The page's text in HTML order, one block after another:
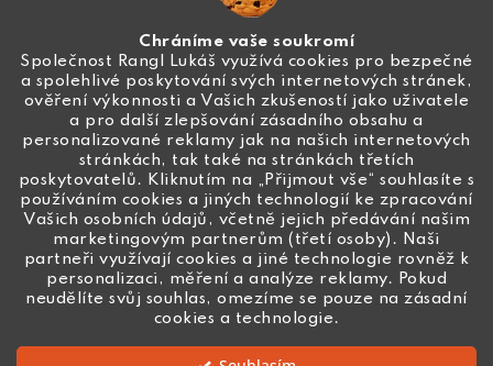
Chráníme vaše soukromí
Společnost Rangl Lukáš využívá cookies pro bezpečné
a spolehlivé poskytování svých internetových stránek,
ověření výkonnosti a Vašich zkušeností jako uživatele
a pro další zlepšování zásadního obsahu a
personalizované reklamy jak na našich internetových
stránkách, tak také na stránkách třetích
poskytovatelů. Kliknutím na „Přijmout vše“ souhlasíte s
používáním cookies a jiných technologií ke zpracování
Vašich osobních údajů, včetně jejich předávání našim
marketingovým partnerům (třetí osoby). Naši
partneři využívají cookies a jiné technologie rovněž k
personalizaci, měření a analýze reklamy. Pokud
neudělíte svůj souhlas, omezíme se pouze na zásadní
cookies a technologie.
info@ceske-koralky.cz
+420 774 444 191